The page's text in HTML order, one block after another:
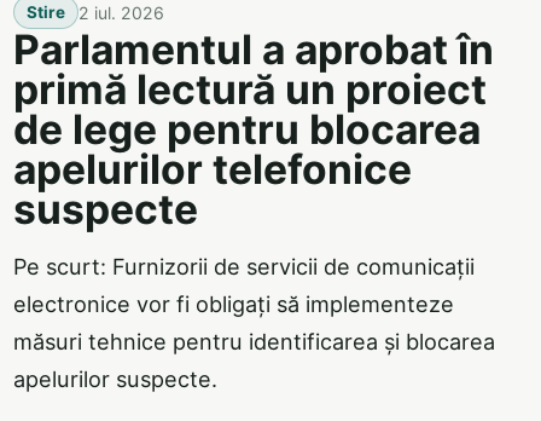
Stire 2 iul. 2026
Parlamentul a aprobat în
primă lectură un proiect
de lege pentru blocarea
apelurilor telefonice
suspecte
Pe scurt: Furnizorii de servicii de comunicații
electronice vor fi obligați să implementeze
măsuri tehnice pentru identificarea și blocarea
apelurilor suspecte.